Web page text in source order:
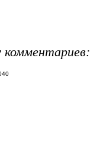
комментариев: